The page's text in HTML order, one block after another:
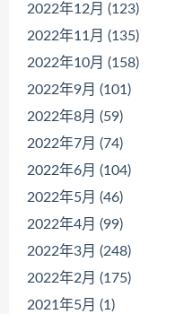
2022年12月 (123)
2022年11月 (135)
2022年10月 (158)
2022年9月 (101)
2022年8月 (59)
2022年7月 (74)
2022年6月 (104)
2022年5月 (46)
2022年4月 (99)
2022年3月 (248)
2022年2月 (175)
2021年5月 (1)